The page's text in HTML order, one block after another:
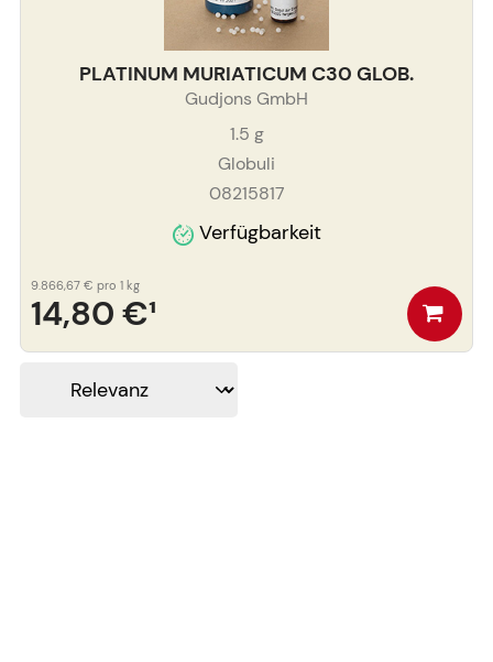
PLATINUM MURIATICUM C30 GLOB.
Gudjons GmbH
1.5 g
Globuli
08215817
Verfügbarkeit
14,80 €¹
9.866,67 € pro 1 kg